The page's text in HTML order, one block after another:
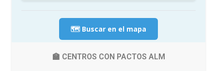
🗺️ Buscar en el mapa
🏫 CENTROS CON PACTOS ALM